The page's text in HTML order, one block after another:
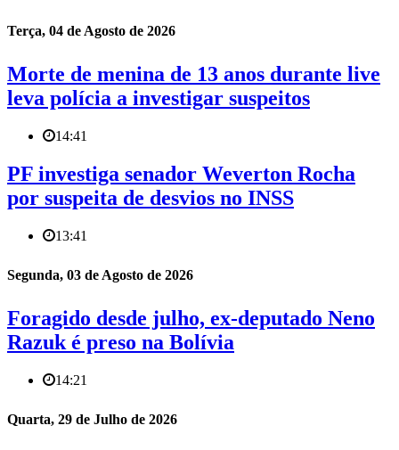
Terça, 04 de Agosto de 2026
Morte de menina de 13 anos durante live
leva polícia a investigar suspeitos
14:41
PF investiga senador Weverton Rocha
por suspeita de desvios no INSS
13:41
Segunda, 03 de Agosto de 2026
Foragido desde julho, ex-deputado Neno
Razuk é preso na Bolívia
14:21
Quarta, 29 de Julho de 2026